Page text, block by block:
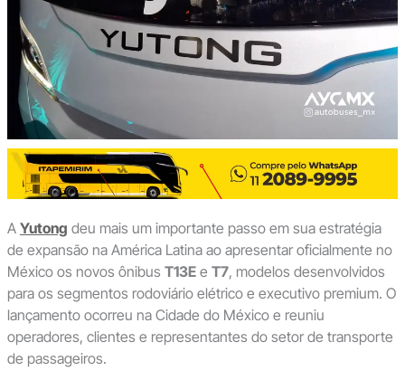
A Yutong deu mais um importante passo em sua estratégia
de expansão na América Latina ao apresentar oficialmente no
México os novos ônibus T13Ee T7, modelos desenvolvidos
para os segmentos rodoviário elétrico e executivo premium. O
lançamento ocorreu na Cidade do México e reuniu
operadores, clientes e representantes do setor de transporte
de passageiros.